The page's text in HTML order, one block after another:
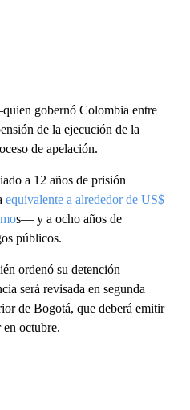
gobernó Colombia entre
de la ejecución de la
de apelación.
a 12 años de prisión
equivalente a alrededor de US$
s— y a ocho años de
públicos.
ordenó su detención
será revisada en segunda
de Bogotá, que deberá emitir
octubre.